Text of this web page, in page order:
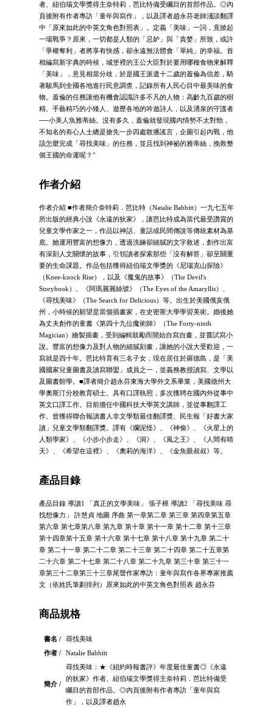
者、紐伯瑞文學獎得主奈特莉．芭比特備受矚目的首部作品。◎內
頁後附有作者專訪「童年與寫作」，以及譯者趙永芬老師淺談翻譯
中「原來如此的中英文角色對照表」。定義「美味」一詞，竟掀起
一場戰爭？原來，一切都是人類的「忌妒」與「貪婪」所致，或許
「爭權奪利」者將享有快感，卻永遠無法體會「單純」的幸福。首
相編寫新字典的時候，城堡裡的王公大臣對於要用哪種食物來解釋
「美味」，意見相當分歧，於是國王派遣十二歲的蓋倫為信差，騎
著駿馬到全國各地進行民意調查，記錄所有人民心目中最美味的食
物。蓋倫的任務讓他有機會認識許多不凡的人物：高齡九百歲的樹
精、手藝精巧的小矮人、遊歷各地的吟遊詩人，以及湧泉的守護者
──小美人魚雅蒂絲。沒有多久，蓋倫就發現國內情勢不太對勁，
不知名的有心人士總是搶先一步四處散播謠言，企圖引起內戰，他
該怎麼完成「尋找美味」的任務，並且找到神祕的雅蒂絲，挽救整
個王國的命運呢？"
作者介紹
作者介紹 ■作者簡介奈特莉．芭比特（Natalie Babbitt）一九七五年
所出版的經典小說《永遠的狄家》，讓芭比特成為當代最受讚賞的
兒童文學作家之一，作品以神話、童話或民間傳說等傳統素材為基
底。她運用豐富的想像力，透過洗鍊卻細膩的文字敘述，創作出富
有深刻人文關懷的故事，引領讀者探索那些「沒有解答」卻至關重
要的生命課題。作品包括獲得紐伯瑞文學獎的《尼瑙克山探險》
（Knee-knock Rise），以及《魔鬼的故事》（The Devil's
Storybook）、《阿瑪麗麗絲號》（The Eyes of the Amaryllis）、
《尋找美味》（The Search for Delicious）等。出生於美國俄亥俄
州，小時候的願望是當個插畫家，在史密斯大學學習美術。婚後她
為丈夫創作的童書《第四十九位魔術師》（The Forty-ninth
Magician）繪製插畫，受到編輯鼓勵而開始自寫自畫，並嘗試寫小
說。豐富的想像力及對人物的細膩刻畫，讓她的小說大受歡迎，一
寫就是四十年。芭比特育有三名子女，現在居住於羅德島，是「美
國國家兒童圖書及讀寫聯盟」成員之一，並義務教授讀寫、文學以
及圖書館學。■譯者簡介趙永芬東海大學外文系畢業，美國德州大
學奧斯汀分校教育碩士。具有口譯執照，多次獲聘在國內外從事中
英文口譯工作。目前擔任中國科技大學英文講師，並從事翻譯工
作。曾獲得聯合報讀書人非文學類最佳翻譯獎、民生報「好書大家
讀」兒童文學類翻譯獎。譯有《爛泥怪》、《神偷》、《火星上的
人類學家》、《小步小步走》、《洞》、《風之王》、《人間有晴
天》、《希望在這裡》、《奧莉的海洋》、《金魚眼叔叔》等。
產品目錄
產品目錄 導讀1 「真正的文學美味」 張子樟 導讀2 「尋找美味 尋
找想像力」 許慧貞 地圖 序曲 第一章第二章 第三章 第四章第五章
第六章 第七章第八章 第九章 第十章 第十一章 第十二章 第十三章
第十四章第十五章 第十六章 第十七章 第十八章 第十九章 第二十
章 第二十一章 第二十二章 第二十三章 第二十四章 第二十五章第
二十六章 第二十七章 第二十八章 第二十九章 第三十章 第三十一
章第三十二章第三十三章尾聲作家專訪：童年與寫作各界專家推薦
文（依姓氏筆劃排列）原來如此的中英文角色對照表 趙永芬
商品規格
書名 /
尋找美味
作者 /
Natalie Babbitt
簡介 /
尋找美味：★《紐約時報書評》年度最佳童書◎《永遠
的狄家》作者、紐伯瑞文學獎得主奈特莉．芭比特備受
矚目的首部作品。◎內頁後附有作者專訪「童年與寫
作」，以及譯者趙永